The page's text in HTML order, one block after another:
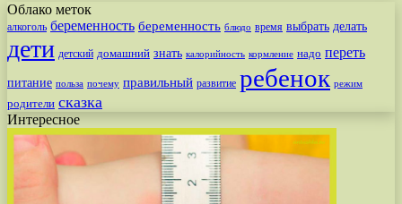
Облако меток
алкоголь беременность беременность блюдо время выбрать делать
дети детский домашний знать калорийность кормление надо переть
питание польза почему правильный развитие ребенок режим
родители сказка
Интересное